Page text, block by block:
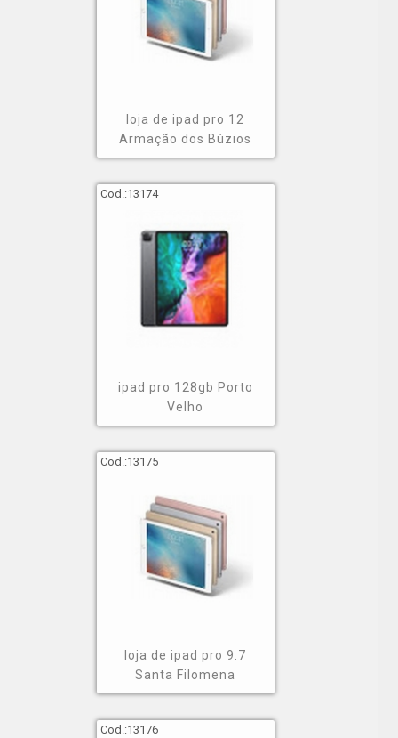
loja de ipad pro 12
Armação dos Búzios
Cod.:13174
ipad pro 128gb Porto
Velho
Cod.:13175
loja de ipad pro 9.7
Santa Filomena
Cod.:13176